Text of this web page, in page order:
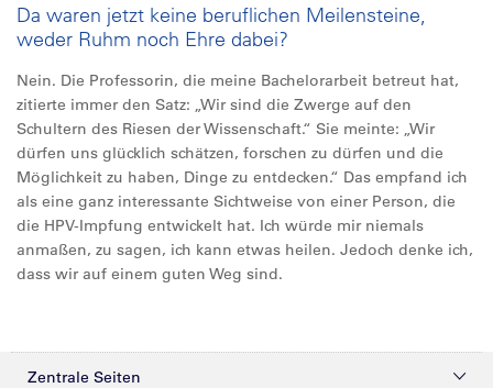
Da waren jetzt keine beruflichen Meilensteine,
weder Ruhm noch Ehre dabei?
Nein. Die Professorin, die meine Bachelorarbeit betreut hat,
zitierte immer den Satz: „Wir sind die Zwerge auf den
Schultern des Riesen der Wissenschaft.“ Sie meinte: „Wir
dürfen uns glücklich schätzen, forschen zu dürfen und die
Möglichkeit zu haben, Dinge zu entdecken.“ Das empfand ich
als eine ganz interessante Sichtweise von einer Person, die
die HPV-Impfung entwickelt hat. Ich würde mir niemals
anmaßen, zu sagen, ich kann etwas heilen. Jedoch denke ich,
dass wir auf einem guten Weg sind.
Zentrale Seiten